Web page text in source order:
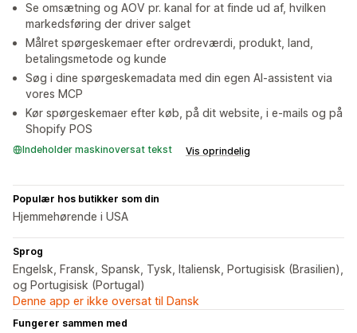
Se omsætning og AOV pr. kanal for at finde ud af, hvilken
markedsføring der driver salget
Målret spørgeskemaer efter ordreværdi, produkt, land,
betalingsmetode og kunde
Søg i dine spørgeskemadata med din egen AI-assistent via
vores MCP
Kør spørgeskemaer efter køb, på dit website, i e-mails og på
Shopify POS
Indeholder maskinoversat tekst Vis oprindelig
Populær hos butikker som din
Hjemmehørende i USA
Sprog
Engelsk, Fransk, Spansk, Tysk, Italiensk, Portugisisk (Brasilien),
og Portugisisk (Portugal)
Denne app er ikke oversat til Dansk
Fungerer sammen med